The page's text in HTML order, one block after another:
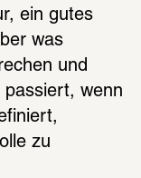
ein gutes
was
und
passiert, wenn
zu